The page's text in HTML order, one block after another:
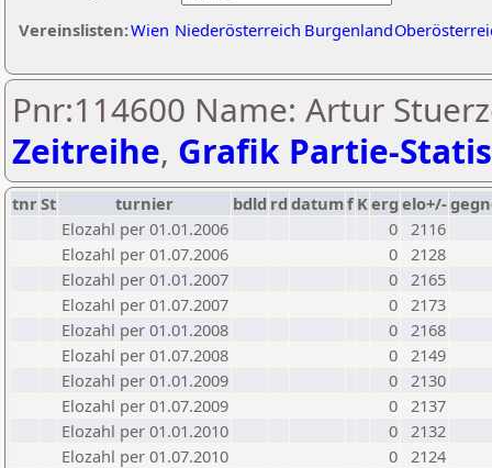
Vereinslisten:Wien Niederösterreich Burgenland
Pnr:114600 Name: Artur
Zeitreihe, Grafik Partie-
tnrSt turnier bdld rd datumf Kerg elo+/-
Elozahl per 01.01.2006
0 2116
Elozahl per 01.07.2006
0 2128
Elozahl per 01.01.2007
0 2165
Elozahl per 01.07.2007
0 2173
Elozahl per 01.01.2008
0 2168
Elozahl per 01.07.2008
0 2149
Elozahl per 01.01.2009
0 2130
Elozahl per 01.07.2009
0 2137
Elozahl per 01.01.2010
0 2132
Elozahl per 01.07.2010
0 2124